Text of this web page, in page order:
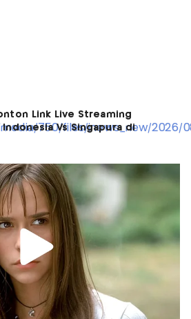
Link Live Streaming
Indonesia Vs Singapura di